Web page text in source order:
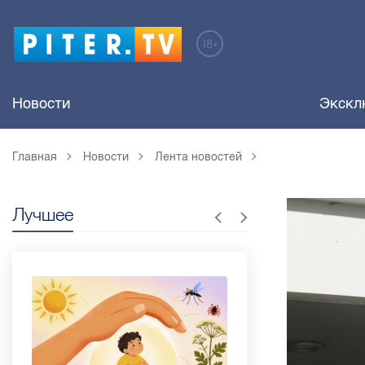
Новости
Главная Новости Лента новостей
Лучшее